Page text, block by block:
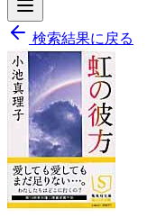
検索結果に戻る